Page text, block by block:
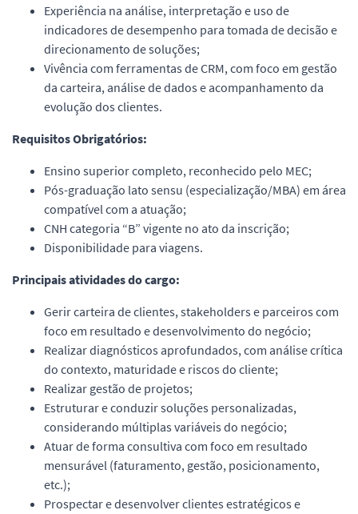
Experiência na análise, interpretação e uso de
indicadores de desempenho para tomada de decisão e
direcionamento de soluções;
Vivência com ferramentas de CRM, com foco em gestão
da carteira, análise de dados e acompanhamento da
evolução dos clientes.
Requisitos Obrigatórios:
Ensino superior completo, reconhecido pelo MEC;
Pós-graduação lato sensu (especialização/MBA) em área
compatível com a atuação;
CNH categoria “B” vigente no ato da inscrição;
Disponibilidade para viagens.
Principais atividades do cargo:
Gerir carteira de clientes, stakeholders e parceiros com
foco em resultado e desenvolvimento do negócio;
Realizar diagnósticos aprofundados, com análise crítica
do contexto, maturidade e riscos do cliente;
Realizar gestão de projetos;
Estruturar e conduzir soluções personalizadas,
considerando múltiplas variáveis do negócio;
Atuar de forma consultiva com foco em resultado
mensurável (faturamento, gestão, posicionamento,
etc.);
Prospectar e desenvolver clientes estratégicos e